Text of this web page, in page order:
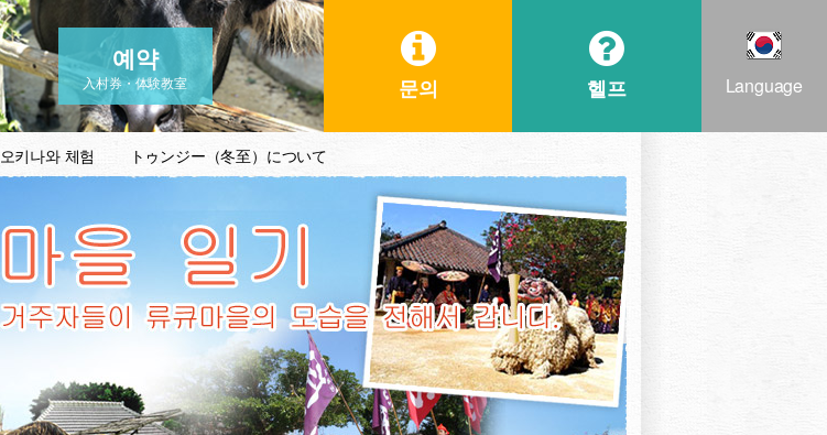
예약
入村券・体験教室 문의 헬프 Language
오키나와 체험 トゥンジー（冬至）について